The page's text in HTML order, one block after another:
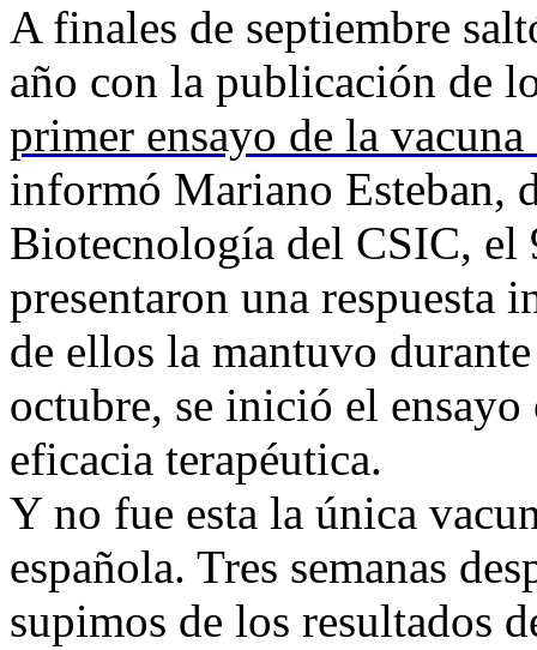
A finales de septiembre
año con la publicación de
primer ensayo de la
informó Mariano Esteban,
Biotecnología del CSIC, el
presentaron una respuesta
de ellos la mantuvo
octubre, se inició el
eficacia terapéutica.
Y no fue esta la única
española. Tres semanas
supimos de los resultados